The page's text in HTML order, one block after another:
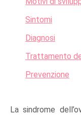
Sintomi
Diagnosi
Trattamento
Prevenzione
La sindrome